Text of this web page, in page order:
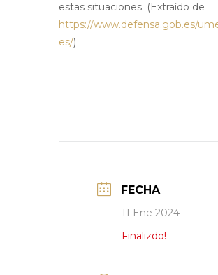
estas situaciones. (Extraído de
https://www.defensa.gob.es/
es/)
FECHA
11 Ene 2024
Finalizdo!